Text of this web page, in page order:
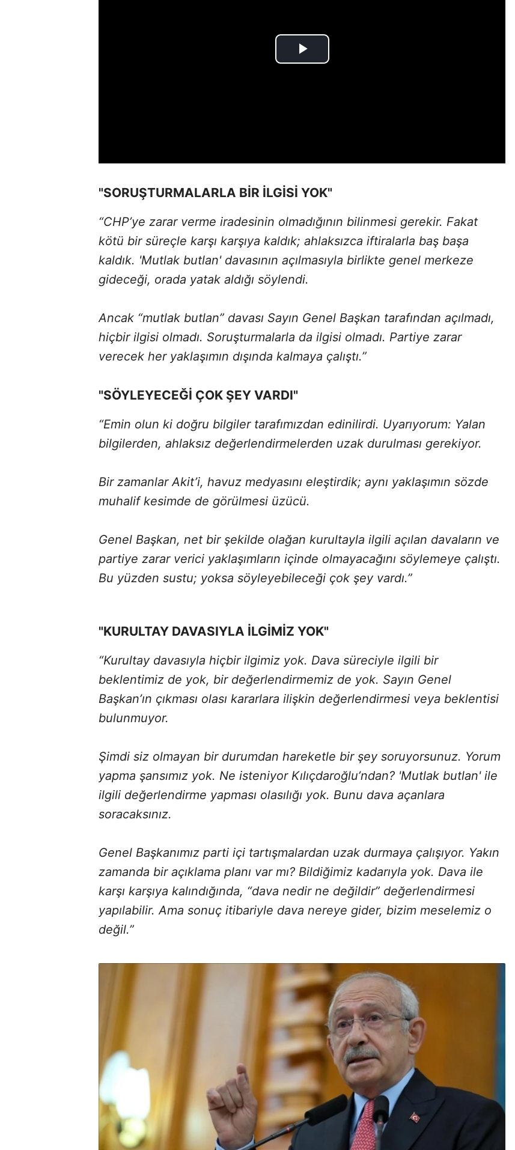
"SORUŞTURMALARLA BİR İLGİSİ YOK"
“CHP’ye zarar verme iradesinin olmadığının bilinmesi gerekir. Fakat
kötü bir süreçle karşı karşıya kaldık; ahlaksızca iftiralarla baş başa
kaldık. 'Mutlak butlan' davasının açılmasıyla birlikte genel merkeze
gideceği, orada yatak aldığı söylendi.
Ancak “mutlak butlan” davası Sayın Genel Başkan tarafından açılmadı,
hiçbir ilgisi olmadı. Soruşturmalarla da ilgisi olmadı. Partiye zarar
verecek her yaklaşımın dışında kalmaya çalıştı.”
"SÖYLEYECEĞİ ÇOK ŞEY VARDI"
“Emin olun ki doğru bilgiler tarafımızdan edinilirdi. Uyarıyorum: Yalan
bilgilerden, ahlaksız değerlendirmelerden uzak durulması gerekiyor.
Bir zamanlar Akit’i, havuz medyasını eleştirdik; aynı yaklaşımın sözde
muhalif kesimde de görülmesi üzücü.
Genel Başkan, net bir şekilde olağan kurultayla ilgili açılan davaların ve
partiye zarar verici yaklaşımların içinde olmayacağını söylemeye çalıştı.
Bu yüzden sustu; yoksa söyleyebileceği çok şey vardı.”
"KURULTAY DAVASIYLA İLGİMİZ YOK"
“Kurultay davasıyla hiçbir ilgimiz yok. Dava süreciyle ilgili bir
beklentimiz de yok, bir değerlendirmemiz de yok. Sayın Genel
Başkan’ın çıkması olası kararlara ilişkin değerlendirmesi veya beklentisi
bulunmuyor.
Şimdi siz olmayan bir durumdan hareketle bir şey soruyorsunuz. Yorum
yapma şansımız yok. Ne isteniyor Kılıçdaroğlu’ndan? 'Mutlak butlan' ile
ilgili değerlendirme yapması olasılığı yok. Bunu dava açanlara
soracaksınız.
Genel Başkanımız parti içi tartışmalardan uzak durmaya çalışıyor. Yakın
zamanda bir açıklama planı var mı? Bildiğimiz kadarıyla yok. Dava ile
karşı karşıya kalındığında, “dava nedir ne değildir” değerlendirmesi
yapılabilir. Ama sonuç itibariyle dava nereye gider, bizim meselemiz o
değil.”